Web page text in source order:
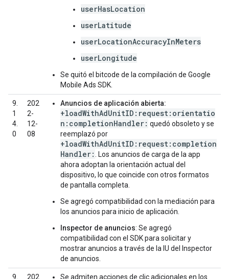
userHasLocation
userLatitude
userLocationAccuracyInMeters
userLongitude
Se quitó el bitcode de la compilación de Google
Mobile Ads SDK
9.
1
4.
0
202
2-
12-
08
Anuncios de aplicación abierta:
+loadWithAdUnitID:request:orientatio
n:completionHandler: quedó obsoleto y se
reemplazó por
+loadWithAdUnitID:request:completion
Handler:
. Los anuncios de carga de la app
ahora adoptan la orientación actual del
dispositivo, lo que coincide con otros formatos
de pantalla completa.
Se agregó compatibilidad con la mediación para
los anuncios para inicio de aplicación.
Inspector de anuncios: Se agregó
compatibilidad con el SDK para solicitar y
mostrar anuncios a través de la IU del Inspector
de anuncios.
9.
202
Se admiten acciones de clic adicionales en los